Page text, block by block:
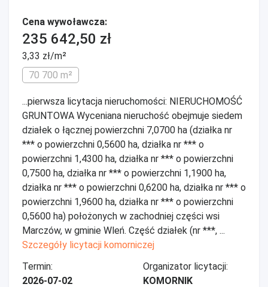
Cena wywoławcza:
235 642,50 zł
3,33 zł/m²
70 700 m²
...pierwsza licytacja nieruchomości: NIERUCHOMOŚĆ
GRUNTOWA Wyceniana nieruchość obejmuje siedem
działek o łącznej powierzchni 7,0700 ha (działka nr
*** o powierzchni 0,5600 ha, działka nr *** o
powierzchni 1,4300 ha, działka nr *** o powierzchni
0,7500 ha, działka nr *** o powierzchni 1,1900 ha,
działka nr *** o powierzchni 0,6200 ha, działka nr *** o
powierzchni 1,9600 ha, działka nr *** o powierzchni
0,5600 ha) położonych w zachodniej części wsi
Marczów, w gminie Wleń. Część działek (nr ***, ...
Szczegóły licytacji komorniczej
Termin:
2026-07-02
Organizator licytacji:
KOMORNIK